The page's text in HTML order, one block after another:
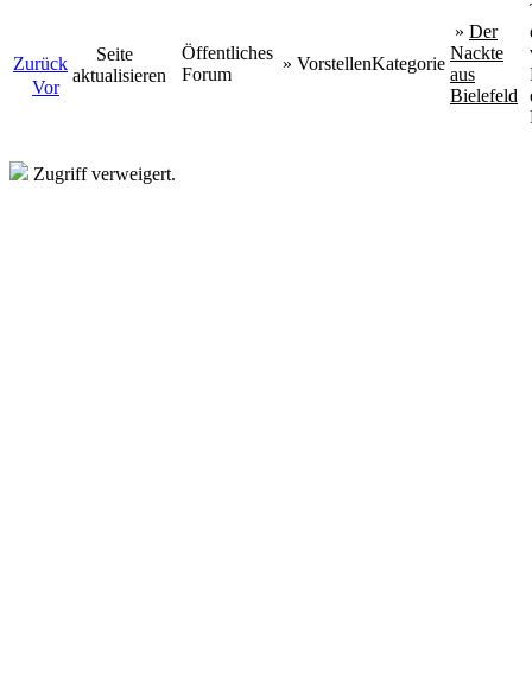
Zurück
Vor
Seite
aktualisieren
Öffentliches
Forum
» VorstellenKategorie
» Der
Nackte
aus
Bielefeld
Zugriff verweigert.